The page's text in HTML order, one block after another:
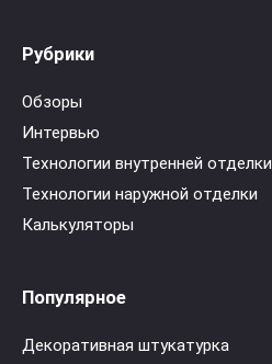
Рубрики
Обзоры
Интервью
Технологии внутренней отделки
Технологии наружной отделки
Калькуляторы
Популярное
Декоративная штукатурка